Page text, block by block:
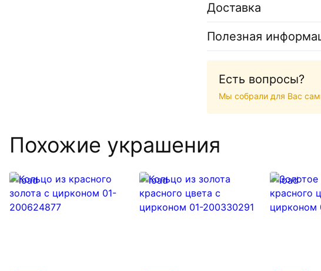
Доставка
Полезная
Есть вопросы?
Мы собрали для Вас
Похожие украшения